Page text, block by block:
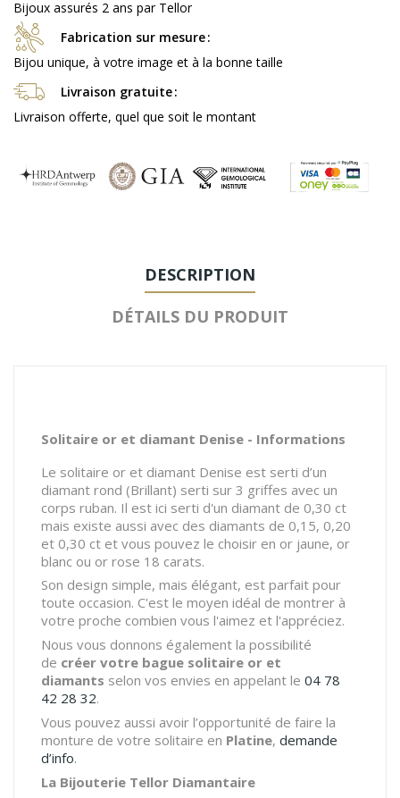
Bijoux assurés 2 ans par Tellor
Fabrication sur mesure
Bijou unique, à votre image et à la bonne taille
Livraison gratuite
Livraison offerte, quel que soit le montant
DESCRIPTION
DÉTAILS DU PRODUIT
Solitaire or et diamant Denise - Informations
Le solitaire or et diamant Denise est serti d’un
diamant rond (Brillant) serti sur 3 griffes avec un
corps ruban. Il est ici serti d'un diamant de 0,30 ct
mais existe aussi avec des diamants de 0,15, 0,20
et 0,30 ct et vous pouvez le choisir en or jaune, or
blanc ou or rose 18 carats.
Son design simple, mais élégant, est parfait pour
toute occasion. C'est le moyen idéal de montrer à
votre proche combien vous l'aimez et l'appréciez.
Nous vous donnons également la possibilité
de créer votre bague solitaire or et
diamants selon vos envies en appelant le 04 78
42 28 32.
Vous pouvez aussi avoir l’opportunité de faire la
monture de votre solitaire en Platine, demande
d’info.
La Bijouterie Tellor Diamantaire